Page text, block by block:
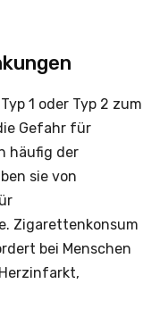
1 oder Typ 2 zum
Gefahr für
häufig der
sie von
Zigarettenkonsum
bei Menschen